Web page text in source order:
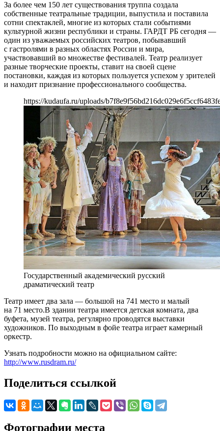
За более чем 150 лет существования труппа создала
собственные театральные традиции, выпустила и поставила
сотни спектаклей, многие из которых стали событиями
культурной жизни республики и страны. ГАРДТ РБ сегодня —
один из уважаемых российских театров, побывавший
с гастролями в разных областях России и мира,
участвовавший во множестве фестивалей. Театр реализует
разные творческие проекты, ставит на своей сцене
постановки, каждая из которых пользуется успехом у зрителей
и находит признание профессионального сообщества.
https://kudaufa.ru/uploads/
Государственный академический русский
драматический театр
Театр имеет два зала — большой на 741 место и малый
на 71 место.В здании театра имеется детская комната, два
буфета, музей театра, регулярно проводятся выставки
художников. По выходным в фойе театра играет камерный
оркестр.
Узнать подробности можно на официальном сайте:
http://www.rusdram.ru/
Поделиться ссылкой
Фотографии места